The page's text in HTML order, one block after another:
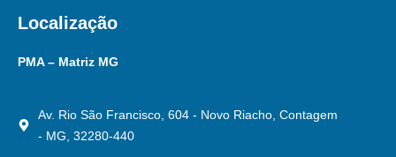
Localização
PMA – Matriz MG
Av. Rio São Francisco, 604 - Novo Riacho, Contagem
- MG, 32280-440